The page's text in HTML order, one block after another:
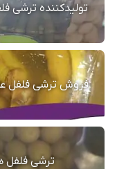
تولیدکننده ترشی
فروش ترشی فلفل
ترشی فلفل